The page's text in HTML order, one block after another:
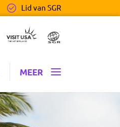
Lid van SGR
MEER